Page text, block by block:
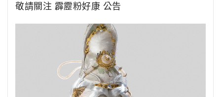
敬請關注 霹靂粉好康 公告